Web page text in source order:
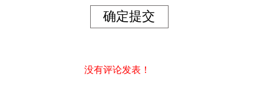
没有评论发表！